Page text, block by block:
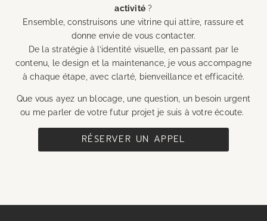
activité ?
Ensemble, construisons une vitrine qui attire, rassure et
donne envie de vous contacter.
De la stratégie à l’identité visuelle, en passant par le
contenu, le design et la maintenance, je vous accompagne
à chaque étape, avec clarté, bienveillance et efficacité.
Que vous ayez un blocage, une question, un besoin urgent
ou me parler de votre futur projet je suis à votre écoute.
RÉSERVER UN APPEL